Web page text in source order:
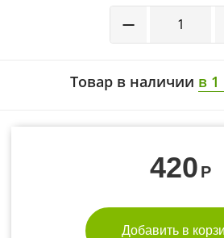
−
Товар в наличии в 1
420 Р
Добавить в